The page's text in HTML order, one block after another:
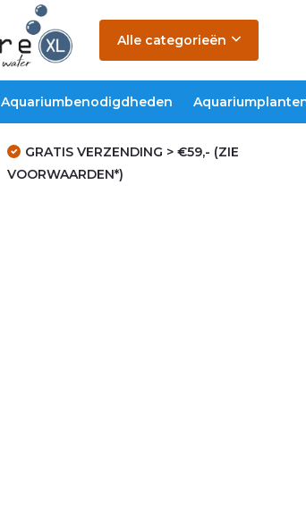
Alle categorieën
Aquariumbenodigdheden
GRATIS VERZENDING > €59,- (ZIE
VOORWAARDEN*)